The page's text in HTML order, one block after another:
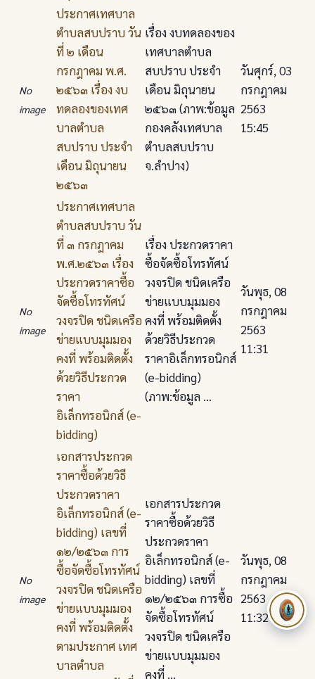
No
image
ประกาศเทศบาล
ตําบลสบปราบ วัน
ที่ ๒ เดือน
กรกฎาคม พ.ศ.
๒๕๖๓ เรื่อง งบ
ทดลองของเทศ
บาลตําบล
สบปราบ ประจำ
เดือน มิถุนายน
๒๕๖๓
เรื่อง งบทดลองของ
เทศบาลตําบล
สบปราบ ประจำ
เดือน มิถุนายน
๒๕๖๓ (ภาพ:ข้อมูล
กองคลังเทศบาล
ตำบลสบปราบ
จ.ลำปาง)
วันศุกร์, 03
กรกฎาคม
2563
15:45
No
image
ประกาศเทศบาล
ตําบลสบปราบ วัน
ที่ ๓ กรกฎาคม
พ.ศ.๒๕๖๓ เรื่อง
ประกวดราคาซื้อ
จัดซื้อโทรทัศน์
วงจรปิด ชนิดเครือ
ข่ายแบบมุมมอง
คงที่ พร้อมติดตั้ง
ด้วยวิธีประกวด
ราคา
อิเล็กทรอนิกส์ (e-
bidding)
เรื่อง ประกวดราคา
ซื้อจัดซื้อโทรทัศน์
วงจรปิด ชนิดเครือ
ข่ายแบบมุมมอง
คงที่ พร้อมติดตั้ง
ด้วยวิธีประกวด
ราคาอิเล็กทรอนิกส์
(e-bidding)
(ภาพ:ข้อมูล ...
วันพุธ, 08
กรกฎาคม
2563
11:31
No
image
เอกสารประกวด
ราคาซื้อด้วยวิธี
ประกวดราคา
อิเล็กทรอนิกส์ (e-
bidding) เลขที่
๑๒/๒๕๖๓ การ
ซื้อจัดซื้อโทรทัศน์
วงจรปิด ชนิดเครือ
ข่ายแบบมุมมอง
คงที่ พร้อมติดตั้ง
ตามประกาศ เทศ
บาลตําบล
เอกสารประกวด
ราคาซื้อด้วยวิธี
ประกวดราคา
อิเล็กทรอนิกส์ (e-
bidding) เลขที่
๑๒/๒๕๖๓ การซื้อ
จัดซื้อโทรทัศน์
วงจรปิด ชนิดเครือ
ข่ายแบบมุมมอง
คงที่ ...
วันพุธ, 08
กรกฎาคม
2563
11:32